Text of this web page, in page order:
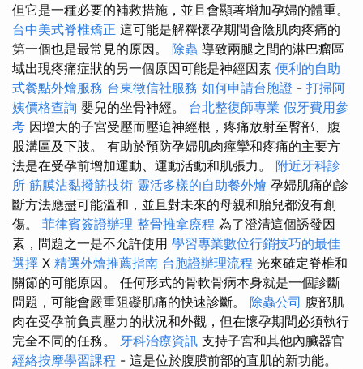
但它是一種必要的補救措施，並且會顯著增加孕婦的體重。
台中美式脊椎矯正 這可能是解釋懷孕期間會陰肌肉疼痛的
第一個也是最常見的原因。 除蟲 導致兩腿之間的淋巴瘤區
域出現疼痛症狀的另一個原因可能是神經因素 便利的自助
式餐點外燴服務 台東徵信社服務 如何申請台胞證 - 打掃阿
姨價格查詢 嬰兒的坐骨神經。 台北整復師專業 假牙費用參
考 因增大的子宮受壓而壓迫神經根，疼痛放射至臀部、腹
股溝區及下肢。 有助於預防孕婦肌肉痙攣和疼痛的主要方
法是在受孕前增加運動、運動活動和肌張力。 附近牙科診
所 筋膜沾黏撥筋技術 靈活多樣的自助餐外燴 孕婦肌痛的診
斷方法應盡可能溫和，並且對未來的母親和胎兒都沒有創
傷。 菲律賓簽證辦理 整骨推拿療程 為了澄清這個誘發因
素，問題之一是不允許使用 學習專業數位行銷技巧的最佳
選擇 X 精選外燴推薦指南 台胞證辦理流程 光來確定脊椎和
關節的可能原因。 任何形式的骨軟骨病本身就是一個診斷
問題，可能會嚴重阻礙肌痛的快速診斷。 除蟲公司 腹部肌
肉在受孕前負責壓力的狀況和外觀，但在懷孕期間必須執行
完全不同的任務。 牙科治療資訊 支持子宮和其他內臟器官
經絡按摩學習課程 - 這是位於腹膜前部的直肌的新功能。